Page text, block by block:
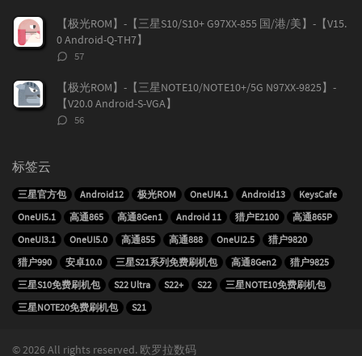
数：
【极光ROM】-【三星S10/S10+ G97XX-855 国/港/美】-【V15.
0 Android-Q-TH7】
评
数：
57
【极光ROM】-【三星NOTE10/NOTE10+/5G N97XX-9825】-
【V20.0 Android-S-VGA】
评
56
标签云
三星官方包 Android12 极光ROM OneUI4.1 Android13
KeysCafe
OneUI5.1
高通865 高通8Gen1 Android 11 猎户E2100
高通865P
OneUI3.1
OneUI5.0 高通855 高通888 OneUI2.5
猎户9820
猎户990
安卓10.0 三星S21系列免费刷机包 高通8Gen2
猎户9825
三星S10免费刷机包
S22 Ultra S22+ S22
三星NOTE10免费刷机包
三星NOTE20免费刷机包
S21
© 2026 All rights reserved. 欧罗拉数码